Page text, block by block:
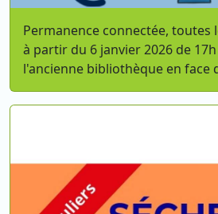
Permanence connectée, toutes
à partir du 6 janvier 2026 de
l'ancienne bibliothèque en face